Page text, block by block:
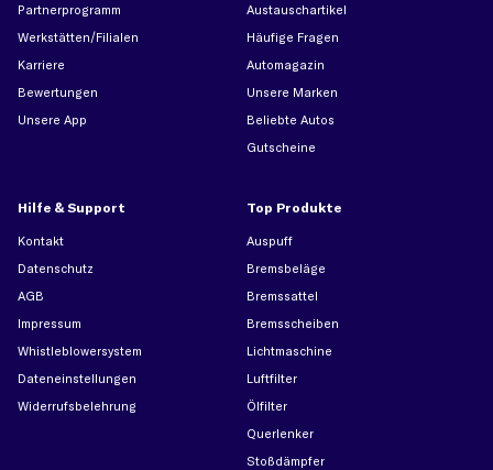
Partnerprogramm
Werkstätten/Filialen
Karriere
Bewertungen
Unsere App
Austauschartikel
Häufige Fragen
Automagazin
Unsere Marken
Beliebte Autos
Gutscheine
Hilfe & Support
Kontakt
Datenschutz
AGB
Impressum
Whistleblowersystem
Dateneinstellungen
Widerrufsbelehrung
Top Produkte
Auspuff
Bremsbeläge
Bremssattel
Bremsscheiben
Lichtmaschine
Luftfilter
Ölfilter
Querlenker
Stoßdämpfer